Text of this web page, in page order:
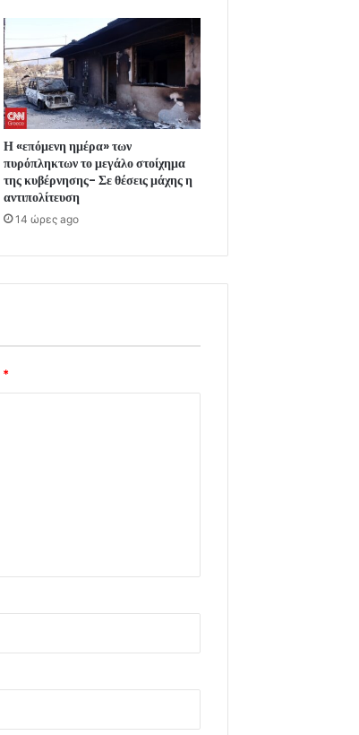
Η «επόμενη ημέρα» των
πυρόπληκτων το μεγάλο στοίχημα
της κυβέρνησης- Σε θέσεις μάχης η
αντιπολίτευση
14 ώρες ago
*